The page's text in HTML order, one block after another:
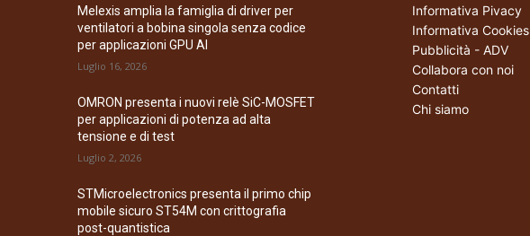
Melexis amplia la famiglia di driver per
ventilatori a bobina singola senza codice
per applicazioni GPU AI
Luglio 16, 2026
OMRON presenta i nuovi relè SiC-MOSFET
per applicazioni di potenza ad alta
tensione e di test
Luglio 2, 2026
STMicroelectronics presenta il primo chip
mobile sicuro ST54M con crittografia
post-quantistica
Informativa Pivacy
Informativa Cookies
Pubblicità - ADV
Collabora con noi
Contatti
Chi siamo